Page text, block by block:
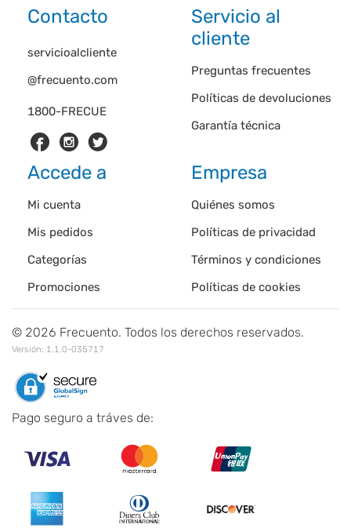
Contacto
1800-FRECUE
servicioalcliente
@frecuento.com
Servicio al
cliente
Preguntas frecuentes
Políticas de devoluciones
Garantía técnica
Accede a
Mi cuenta
Mis pedidos
Categorías
Promociones
Empresa
Quiénes somos
Políticas de privacidad
Términos y condiciones
Políticas de cookies
© 2026 Frecuento. Todos los derechos reservados.
Versión: 1.1.0-035717
Pago seguro a tráves de: